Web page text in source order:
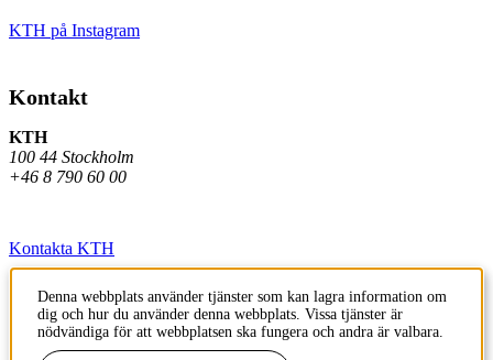
KTH på Instagram
Kontakt
KTH
100 44 Stockholm
+46 8 790 60 00
Kontakta KTH
Jobba på KTH
Press och media
Denna webbplats använder tjänster som kan lagra information om
dig och hur du använder denna webbplats. Vissa tjänster är
nödvändiga för att webbplatsen ska fungera och andra är valbara.